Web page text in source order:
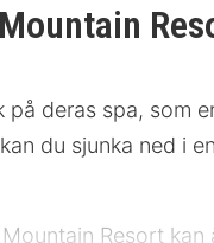
deras spa, som
du sjunka ned i
Resort